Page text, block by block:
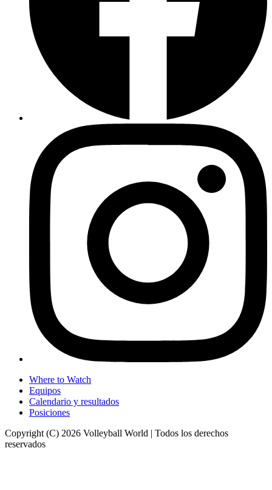
Where to Watch
Equipos
Calendario y resultados
Posiciones
Copyright (C) 2026 Volleyball World | Todos los derechos
reservados